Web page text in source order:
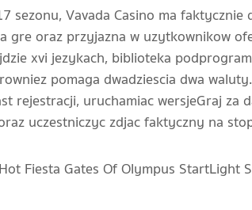
sezonu, Vavada Casino ma
gre oraz przyjazna w uzytkownikow
xvi jezykach, biblioteka
pomaga dwadziescia dwa
rejestracji, uruchamiac wersjeGraj za
uczestniczyc zdjac faktyczny na
Fiesta Gates Of Olympus StartLight